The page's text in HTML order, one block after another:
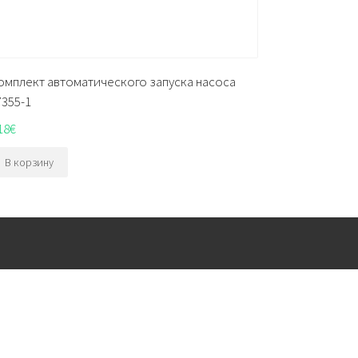
автоматического запуска насоса
1
€
В корзину